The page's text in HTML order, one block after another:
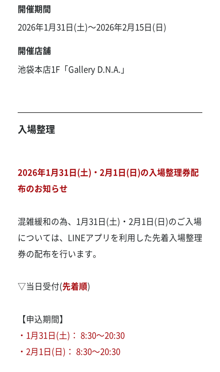
開催期間
2026年1月31日(土)～2026年2月15日(日)
開催店舗
池袋本店1F「Gallery D.N.A.」
入場整理
2026年1月31日(土)・2月1日(日)の入場整理券配
布のお知らせ
混雑緩和の為、1月31日(土)・2月1日(日)のご入場
については、LINEアプリを利用した先着入場整理
券の配布を行います。
▽当日受付(先着順)
【申込期間】
・1月31日(土)： 8:30～20:30
・2月1日(日)： 8:30～20:30